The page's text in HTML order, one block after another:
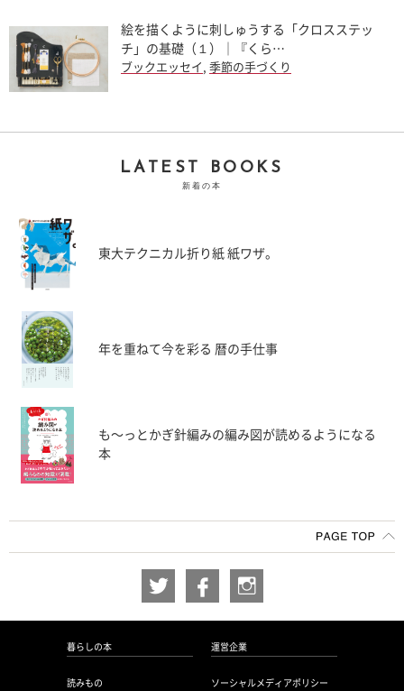
絵を描くように刺しゅうする「クロスステッ
チ」の基礎（１）｜『くら…
ブックエッセイ 季節の手づくり
LATEST BOOKS
新着の本
東大テクニカル折り紙 紙ワザ。
年を重ねて今を彩る 暦の手仕事
も〜っとかぎ針編みの編み図が読めるようになる
本
暮らしの本
読みもの
運営企業
ソーシャルメディアポリシー